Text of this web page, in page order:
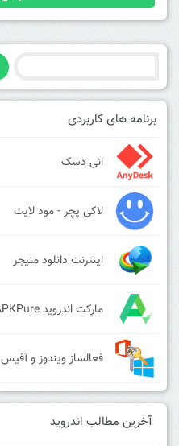
برنامه های کاربردی
انی دسک
لاکی پچر - مود لایت
اینترنت دانلود منیجر
مارکت اندروید APKPure
فعالساز ویندوز و آفیس
آخرین مطالب اندروید